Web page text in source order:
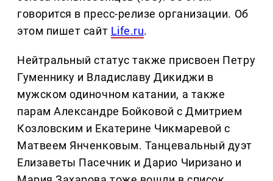
говорится в пресс-релизе организации. Об
этом пишет сайт Life.ru.
Нейтральный статус также присвоен Петру
Гуменнику и Владиславу Дикиджи в
мужском одиночном катании, а также
парам Александре Бойковой с Дмитрием
Козловским и Екатерине Чикмаревой с
Матвеем Янченковым. Танцевальный дуэт
Елизаветы Пасечник и Дарио Чиризано и